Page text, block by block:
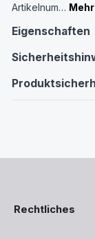
Artikelnum… Mehr
Eigenschaften
Rechtliches